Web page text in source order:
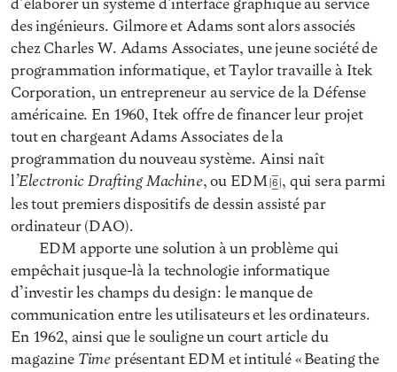
d’élaborer un système d’interface graphique au service
des ingénieurs. Gilmore et Adams sont alors associés
chez Charles W. Adams Associates, une jeune société de
programmation informatique, et Taylor travaille à Itek
Corporation, un entrepreneur au service de la Défense
américaine. En 1960, Itek offre de financer leur projet
tout en chargeant Adams Associates de la
programmation du nouveau système. Ainsi naît
l’Electronic Drafting Machine, ou EDM 6 , qui sera parmi
les tout premiers dispositifs de dessin assisté par
ordinateur (DAO).
EDM apporte une solution à un problème qui
empêchait jusque-là la technologie informatique
d’investir les champs du design : le manque de
communication entre les utilisateurs et les ordinateurs.
En 1962, ainsi que le souligne un court article du
magazine Time présentant EDM et intitulé « Beating the